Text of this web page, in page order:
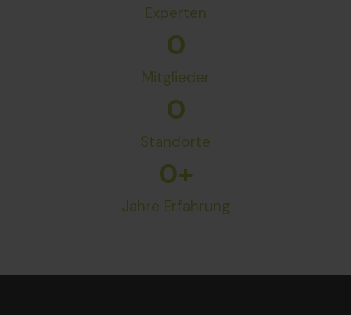
Experten
Mitglieder
0
Standorte
0
Jahre Erfahrung
0+